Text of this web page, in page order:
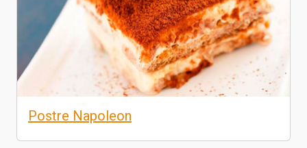
Postre Napoleon